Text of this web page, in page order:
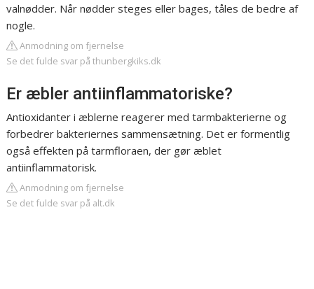
valnødder. Når nødder steges eller bages, tåles de bedre af
nogle.
Anmodning om fjernelse
Se det fulde svar på thunbergkiks.dk
Er æbler antiinflammatoriske?
Antioxidanter i æblerne reagerer med tarmbakterierne og
forbedrer bakteriernes sammensætning. Det er formentlig
også effekten på tarmfloraen, der gør æblet
antiinflammatorisk.
Anmodning om fjernelse
Se det fulde svar på alt.dk